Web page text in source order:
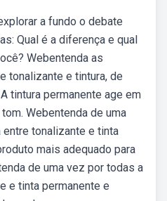
a fundo o debate
Qual é a diferença e qual
Webentenda as
tonalizante e tintura, de
tintura permanente age em
Webentenda de uma
tonalizante e tinta
mais adequado para
de uma vez por todas a
e tinta permanente e